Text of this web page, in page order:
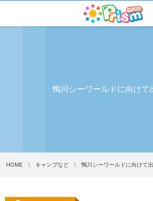
鴨川シーワールドに向けて
HOME キャンプなど 鴨川シーワールドに向けて出